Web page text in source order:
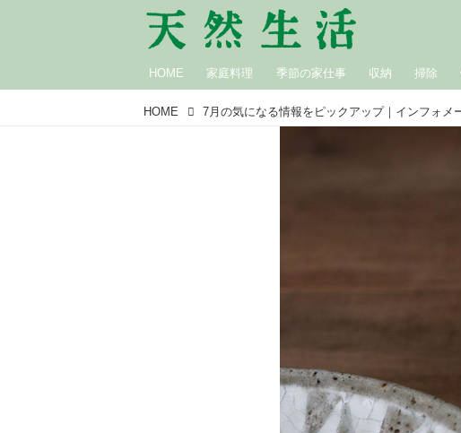
HOME 家庭料理 季節の家仕事 収納 掃除
HOME 7月の気になる情報をピックアップ｜インフォメ